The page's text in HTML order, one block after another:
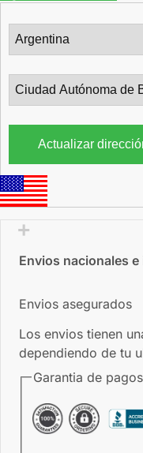
Actualizar
Envios nacionales
Envios asegurados
Los envios tienen
dependiendo de tu
Garantia de